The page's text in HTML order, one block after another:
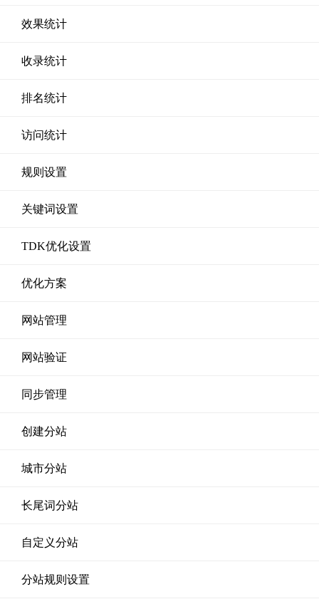
效果统计
收录统计
排名统计
访问统计
规则设置
关键词设置
TDK优化设置
优化方案
网站管理
网站验证
同步管理
创建分站
城市分站
长尾词分站
自定义分站
分站规则设置